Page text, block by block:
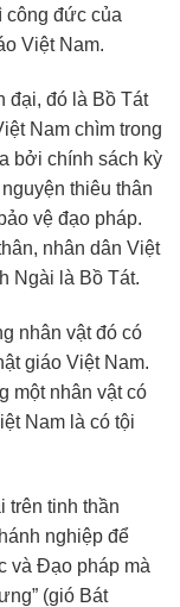
công đức của
Việt Nam.
đại, đó là Bồ Tát
Nam chìm trong
bởi chính sách kỳ
thiêu thân
vệ đạo pháp.
nhân dân Việt
Ngài là Bồ Tát.
nhân vật đó có
giáo Việt Nam.
một nhân vật có
Nam là có tội
trên tinh thần
nghiệp để
và Đạo pháp mà
(gió Bát